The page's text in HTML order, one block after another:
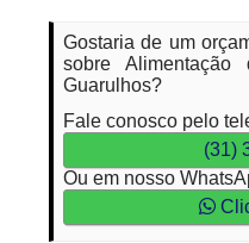
Gostaria de um
sobre
Guarulhos?
Fale conosco pelo
(31)
Ou em nosso